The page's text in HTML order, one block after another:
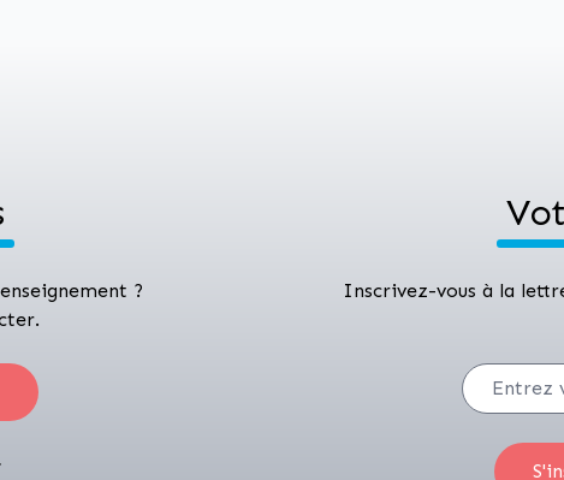
?
Inscrivez-vous à la